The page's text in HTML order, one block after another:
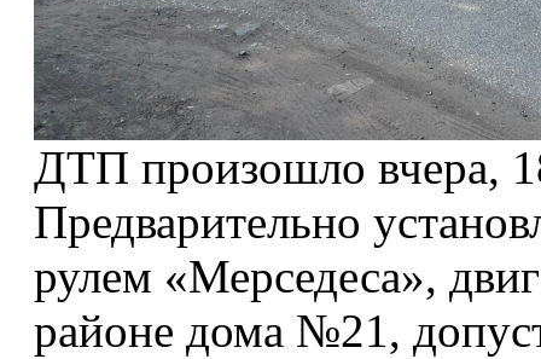
ДТП произошло вчера,
Предварительно
рулем «Мерседеса»,
районе дома №21,